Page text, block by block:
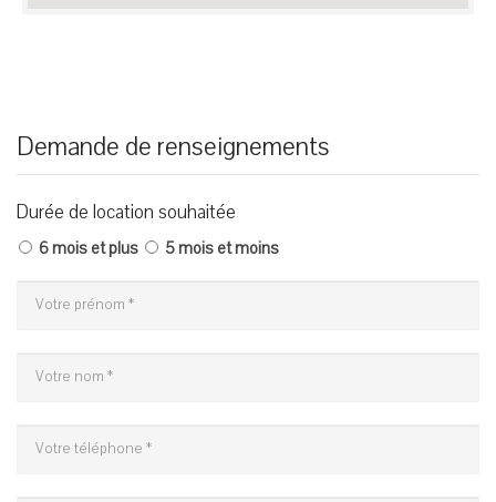
Demande de renseignements
Durée de location souhaitée
6 mois et plus 5 mois et moins